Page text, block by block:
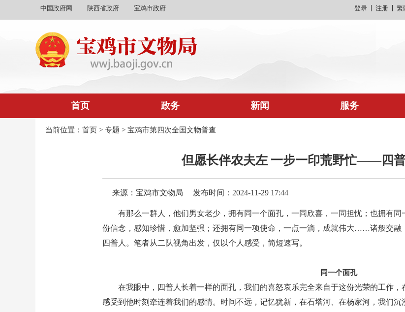
中国政府网 陕西省政府 宝鸡市政府 登录 注册 繁
首页 政务 新闻 服务
当前位置： 首页 > 专题 > 宝鸡市第四次全国文物普查
但愿长伴农夫左 一步一印荒野忙——四
来源：宝鸡市文物局 发布时间：2024-11-29 17:44
有那么一群人，他们男女老少，拥有同一个面孔，一同欣喜，一同担忧；也拥有
份信念，感知珍惜，愈加坚强；还拥有同一项使命，一点一滴，成就伟大……诸般交融
四普人。笔者从二队视角出发，仅以个人感受，简短速写。
同一个面孔
在我眼中，四普人长着一样的面孔，我们的喜怒哀乐完全来自于这份光荣的工作
感受到他时刻牵连着我们的感情。时间不远，记忆犹新，在石塔河、在杨家河，我们沉